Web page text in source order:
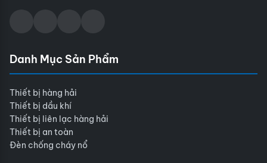
Danh Mục Sản Phẩm
Thiết bị hàng hải
Thiết bị dầu khí
Thiết bị liên lạc hàng hải
Thiết bị an toàn
Đèn chống cháy nổ